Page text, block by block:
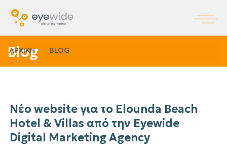
ΑΡΧΙΚΗ BLOG
Blog
Νέο website για το Elounda Beach
Hotel & Villas από την Eyewide
Digital Marketing Agency